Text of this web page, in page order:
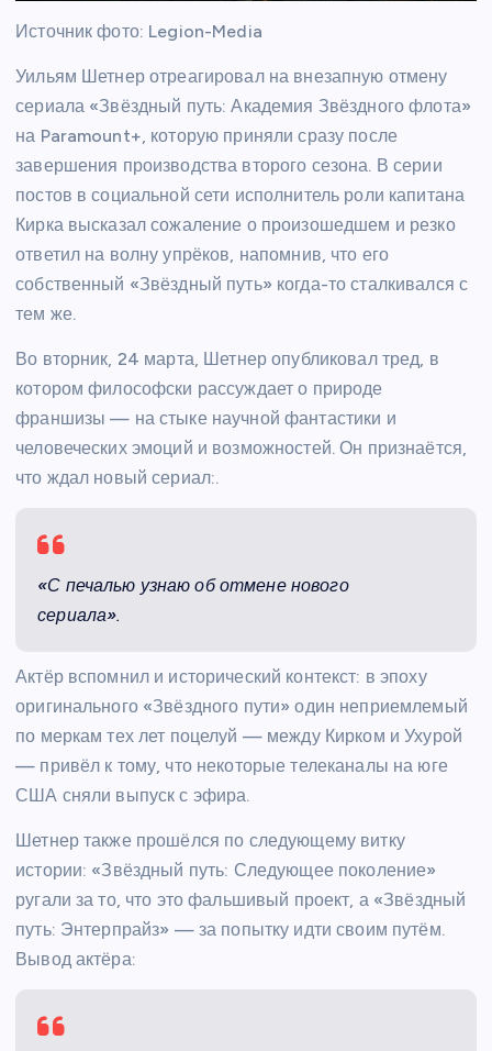
Источник фото: Legion-Media
Уильям Шетнер отреагировал на внезапную отмену
сериала «Звёздный путь: Академия Звёздного флота»
на Paramount+, которую приняли сразу после
завершения производства второго сезона. В серии
постов в социальной сети исполнитель роли капитана
Кирка высказал сожаление о произошедшем и резко
ответил на волну упрёков, напомнив, что его
собственный «Звёздный путь» когда-то сталкивался с
тем же.
Во вторник, 24 марта, Шетнер опубликовал тред, в
котором философски рассуждает о природе
франшизы — на стыке научной фантастики и
человеческих эмоций и возможностей. Он признаётся,
что ждал новый сериал:.
«С печалью узнаю об отмене нового
сериала».
Актёр вспомнил и исторический контекст: в эпоху
оригинального «Звёздного пути» один неприемлемый
по меркам тех лет поцелуй — между Кирком и Ухурой
— привёл к тому, что некоторые телеканалы на юге
США сняли выпуск с эфира.
Шетнер также прошёлся по следующему витку
истории: «Звёздный путь: Следующее поколение»
ругали за то, что это фальшивый проект, а «Звёздный
путь: Энтерпрайз» — за попытку идти своим путём.
Вывод актёра: